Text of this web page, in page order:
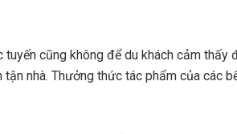
tuyến cũng không để du khách cảm
nhà. Thưởng thức tác phẩm của các